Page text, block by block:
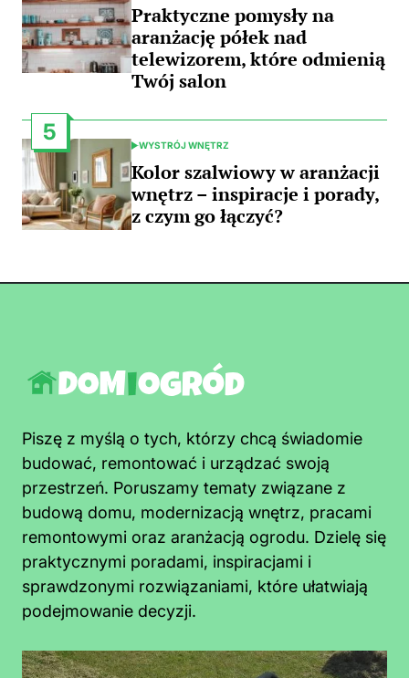
IN
Praktyczne pomysły na
aranżację półek nad
telewizorem, które odmienią
Twój salon
5
POSTED
IN
WYSTRÓJ WNĘTRZ
Kolor szalwiowy w aranżacji
wnętrz – inspiracje i porady,
z czym go łączyć?
Piszę z myślą o tych, którzy chcą świadomie
budować, remontować i urządzać swoją
przestrzeń. Poruszamy tematy związane z
budową domu, modernizacją wnętrz, pracami
remontowymi oraz aranżacją ogrodu. Dzielę się
praktycznymi poradami, inspiracjami i
sprawdzonymi rozwiązaniami, które ułatwiają
podejmowanie decyzji.